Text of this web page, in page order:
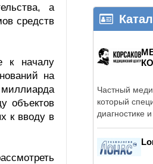
а
средств
к началу
на
объектов
к вводу в
Частный
который
диагностике